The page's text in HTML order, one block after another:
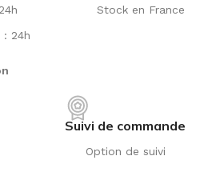
: 24h
Stock en France
Suivi de commande
Option de suivi